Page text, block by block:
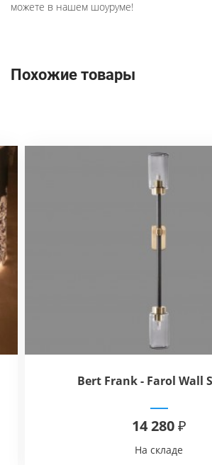
можете в нашем шоуруме!
Похожие товары
Bert Frank - Farol Wall
14 280 ₽
На складе